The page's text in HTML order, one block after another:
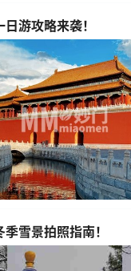
游攻略来袭！
雪景拍照指南！